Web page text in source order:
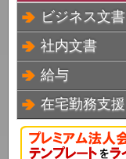
ビジネス文書
社内文書
給与
在宅勤務支援